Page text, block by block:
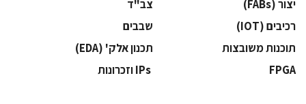
‫יצור (‪(FABs‬‬
‫צב"ד‬
‫רכיבים‬ (IOT)
‫שבבים‬
‫תוכנות משובצות‬
‫תכנון אלק' (‪(EDA‬‬
‫‪FPGA‬‬